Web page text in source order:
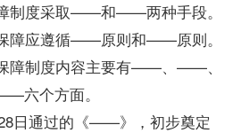
度采取——和——两种手段。
应遵循——原则和——原则。
制度内容主要有——、——、
个方面。
日通过的《——》，初步奠定